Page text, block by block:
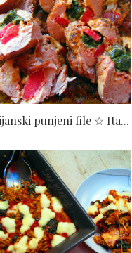
punjeni file ☆ Ita...